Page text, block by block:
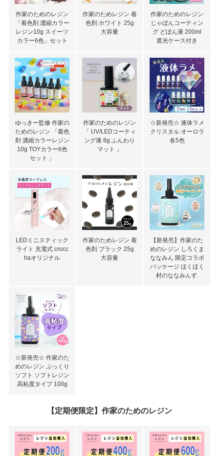
作家のためのレジン
「着色剤 濃縮カラー
レジン10g スイーツ
カラー6色」セット
作家のためレジン 着
色剤 ホワイト 25g
大容量
作家のためのレジン
じゃぼんコーティン
グ どぼん液 200ml
遮光ケース付き
ゆっきー監修 作家の
ためのレジン 「着色
剤 濃縮カラーレジン
10g TOYカラー6色
セット 」
作家のためのレジン
「 UV/LEDコーティ
ング液 8g ふんわり
マット 」
☆新発売☆ 液体ラメ
クリスタル オーロラ
各5色
LEDミニスティック
ライト 充電式 crocc
haオリジナル
作家のためレジン 着
色剤 ブラック 25g
大容量
【新発売】作家のた
めのレジン しろくま
ななみん 限定コラボ
パッケージ ほくほく
村のななみんず.
☆新発売☆ 作家のた
めのレジン ぷっくり
ソフト ソフトレジン
高粘度タイプ 100g
【定期便限定】作家のためのレジン